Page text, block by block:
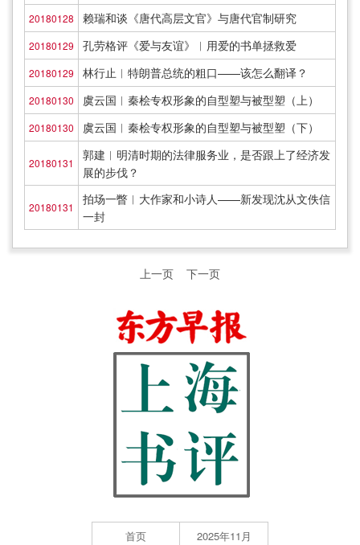
20180128 赖瑞和谈《唐代高层文官》与唐代官制研究
20180129 孔劳格评《爱与友谊》︱用爱的书单拯救爱
20180129 林行止︱特朗普总统的粗口——该怎么翻译？
20180130 虞云国︱秦桧专权形象的自型塑与被型塑（上）
20180130 虞云国︱秦桧专权形象的自型塑与被型塑（下）
20180131
郭建︱明清时期的法律服务业，是否跟上了经济发
展的步伐？
20180131
拍场一瞥︱大作家和小诗人——新发现沈从文佚信
一封
上一页 下一页
首页 2025年11月